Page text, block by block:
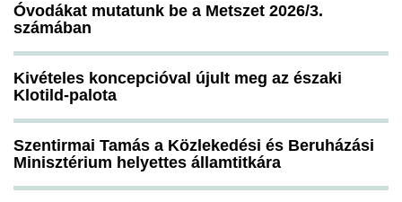
Óvodákat mutatunk be a Metszet 2026/3.
számában
Kivételes koncepcióval újult meg az északi
Klotild-palota
Szentirmai Tamás a Közlekedési és Beruházási
Minisztérium helyettes államtitkára